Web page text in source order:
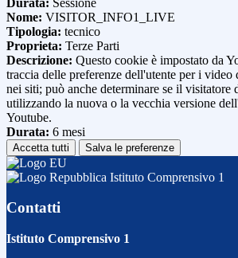
Nome: VISITOR_INFO1_LIVE
Tipologia: tecnico
Proprieta: Terze Parti
Descrizione: Questo cookie è impostato da
traccia delle preferenze dell'utente per i video
nei siti; può anche determinare se il visitatore
utilizzando la nuova o la vecchia versione
Youtube.
Durata: 6 mesi
Accetta tutti Salva le preferenze
Istituto Comprensivo 1
Contatti
Istituto Comprensivo 1